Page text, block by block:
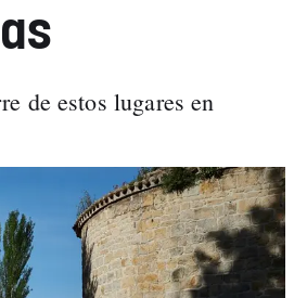
de estos lugares en